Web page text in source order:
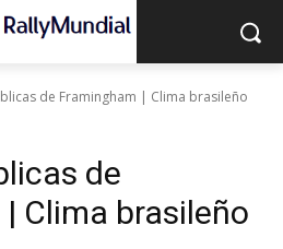
de Framingham | Clima brasileño
de
Clima brasileño